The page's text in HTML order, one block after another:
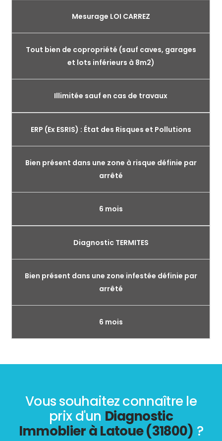
Mesurage LOI CARREZ
Tout bien de copropriété (sauf caves, garages
et lots inférieurs à 8m2)
Illimitée sauf en cas de travaux
ERP (Ex ESRIS) : État des Risques et Pollutions
Bien présent dans une zone à risque définie par
arrêté
6 mois
Diagnostic TERMITES
Bien présent dans une zone infestée définie par
arrêté
6 mois
Vous souhaitez connaître le
prix d'un Diagnostic
Immoblier à Latoue (31800) ?